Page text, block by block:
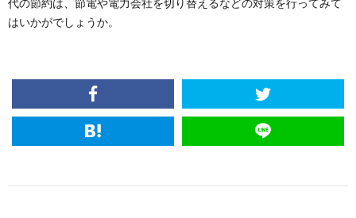
代の節約は、節電や電力会社を切り替えるなどの対策を行ってみて
はいかがでしょうか。